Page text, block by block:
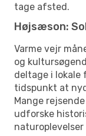
tage afsted.
Højsæson:
Varme vejr
og
deltage i
tidspunkt at
Mange
udforske